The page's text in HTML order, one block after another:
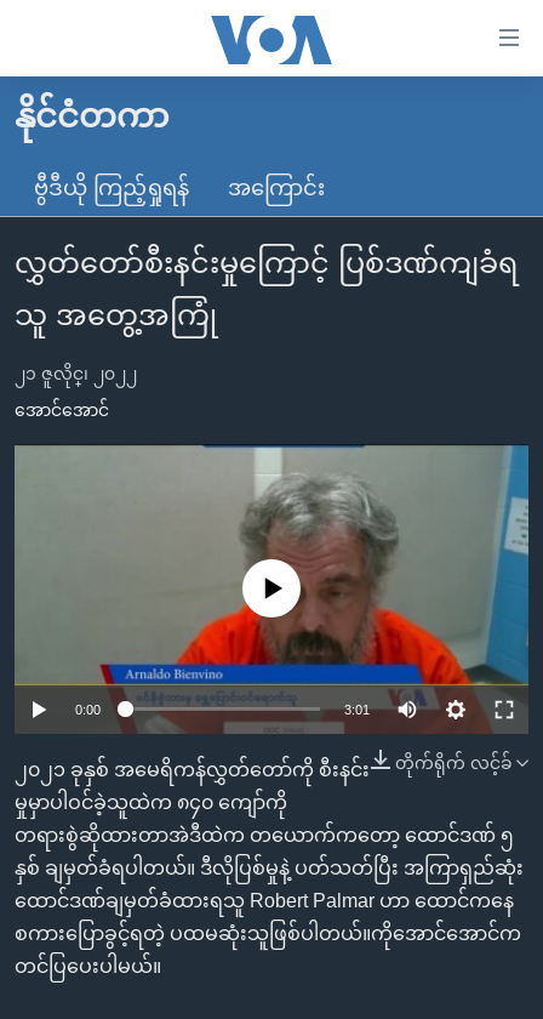
လွယ်ကူ
စေ
သည့်
များ
ပင်မ
သို့
ကျော်
ကြည့်
ကျော်
ကြည့်
ရှာဖွေ
ရန်
နေရာ
သို့
ကျော်
ရန်
မူလစာမျက်နှာ
မြန်မာ
ကမ္ဘာ့သတင်းများ
နိုင်ငံတကာ
အစ္စရေး-ပါလက်စတိုင်း
ဗွီဒီယို
သတင်းလွတ်လပ်ခွင့်
ရပ်ဝန်းတခု လမ်းတခု အလွန်
အင်္ဂလိပ်စာလေ့လာမယ်
ရေဒီယိုနှင့်ရုပ်သံ အချက်အလက်များ
ဗွီအိုအေ လူမှုကွန်ယက်များ
ဘာသာစကားများ
နိုင်ငံတကာ
ဗွီဒီယို ကြည့်ရှုရန် အကြောင်း
လွှတ်တော်စီးနင်းမှုကြောင့် ပြစ်ဒဏ်ကျခံရ
သူ အတွေ့အကြုံ
၂၁ ဇူလိုင္၊ ၂၀၂၂
အောင်အောင်
No media source currently available
0:00 3:01
တိုက်ရိုက် လင့်ခ်
၂၀၂၁ ခုနှစ် အမေရိကန်လွှတ်တော်ကို စီးနင်း
မှုမှာပါဝင်ခဲ့သူထဲက ၈၄၀ ကျော်ကို
တရားစွဲဆိုထားတာအဲဒီထဲက တယောက်ကတော့ ထောင်ဒဏ် ၅
နှစ် ချမှတ်ခံရပါတယ်။ ဒီလိုပြစ်မှုနဲ့ ပတ်သတ်ပြီး အကြာရှည်ဆုံး
ထောင်ဒဏ်ချမှတ်ခံထားရသူ Robert Palmar ဟာ ထောင်ကနေ
စကားပြောခွင့်ရတဲ့ ပထမဆုံးသူဖြစ်ပါတယ်။ကိုအောင်အောင်က
တင်ပြပေးပါမယ်။